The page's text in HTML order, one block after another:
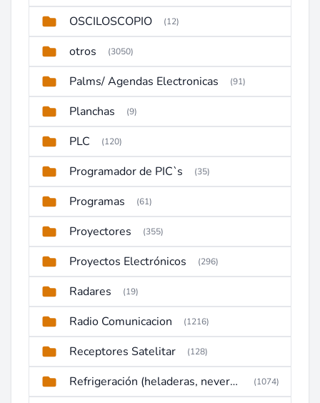
OSCILOSCOPIO (12)
otros (3050)
Palms/ Agendas Electronicas (91)
Planchas (9)
PLC (120)
Programador de PIC`s (35)
Programas (61)
Proyectores (355)
Proyectos Electrónicos (296)
Radares (19)
Radio Comunicacion (1216)
Receptores Satelitar (128)
Refrigeración (heladeras, neveras, congeladores) (1074)